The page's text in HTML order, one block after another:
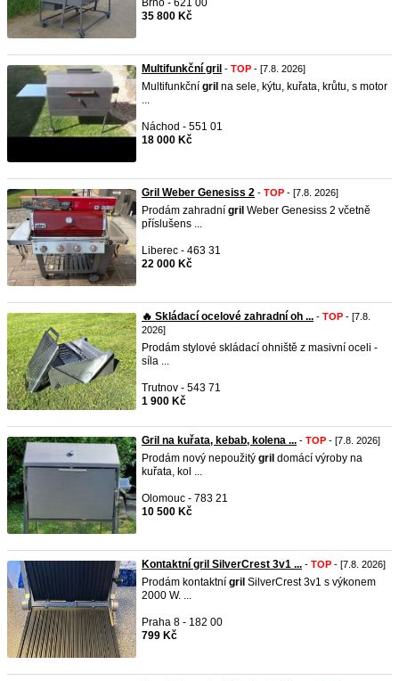
Brno - 621 00
35 800 Kč
Multifunkční gril - TOP - [7.8. 2026]
Multifunkční gril na sele, kýtu, kuřata, krůtu, s motor
...
Náchod - 551 01
18 000 Kč
Gril Weber Genesiss 2 - TOP - [7.8. 2026]
Prodám zahradní gril Weber Genesiss 2 včetně
příslušens ...
Liberec - 463 31
22 000 Kč
🔥 Skládací ocelové zahradní oh ... - TOP - [7.8.
2026]
Prodám stylové skládací ohniště z masivní oceli -
síla ...
Trutnov - 543 71
1 900 Kč
Gril na kuřata, kebab, kolena ... - TOP - [7.8. 2026]
Prodám nový nepoužitý gril domácí výroby na
kuřata, kol ...
Olomouc - 783 21
10 500 Kč
Kontaktní gril SilverCrest 3v1 ... - TOP - [7.8. 2026]
Prodám kontaktní gril SilverCrest 3v1 s výkonem
2000 W. ...
Praha 8 - 182 00
799 Kč